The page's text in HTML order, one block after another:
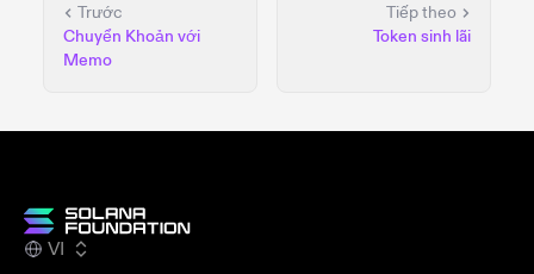
Trước
Chuyển Khoản với
Memo
Tiếp theo
Token sinh lãi
VI